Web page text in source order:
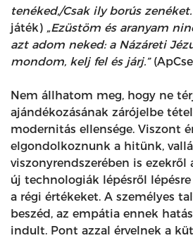
tenéked,/Csak ily borús
játék) „Ezüstöm és aranyam
azt adom neked: a Názáreti
mondom, kelj fel és járj.”
Nem állhatom meg, hogy ne
ajándékozásának zárójelbe
modernitás ellensége. Viszont
elgondolkoznunk a hitünk,
viszonyrendszerében is ezekről
új technologiák lépésről
a régi értékeket. A személyes
beszéd, az empátia ennek
indult. Pont azzal érvelnek a